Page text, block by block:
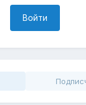
Войти